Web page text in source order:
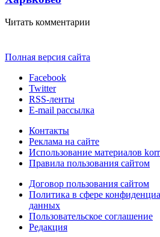
Читать комментарии
Полная версия сайта
Facebook
Twitter
RSS-ленты
E-mail рассылка
Контакты
Реклама на сайте
Использование материалов
Правила пользования сайтом
Договор пользования сайтом
Политика в сфере
данных
Пользовательское соглашение
Редакция